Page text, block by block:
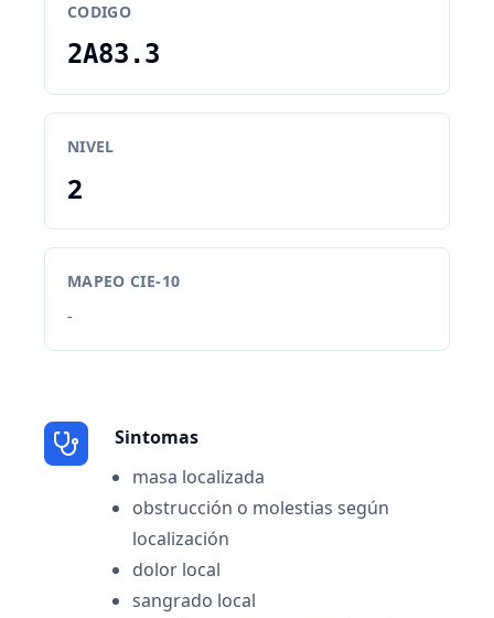
CODIGO
2A83.3
NIVEL
2
MAPEO CIE-10
-
Sintomas
masa localizada
obstrucción o molestias según
localización
dolor local
sangrado local